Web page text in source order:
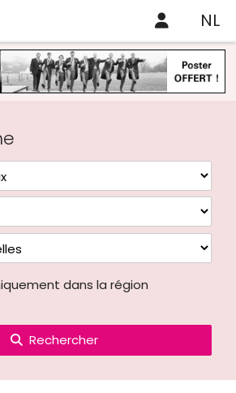
NL
dans la région
Rechercher